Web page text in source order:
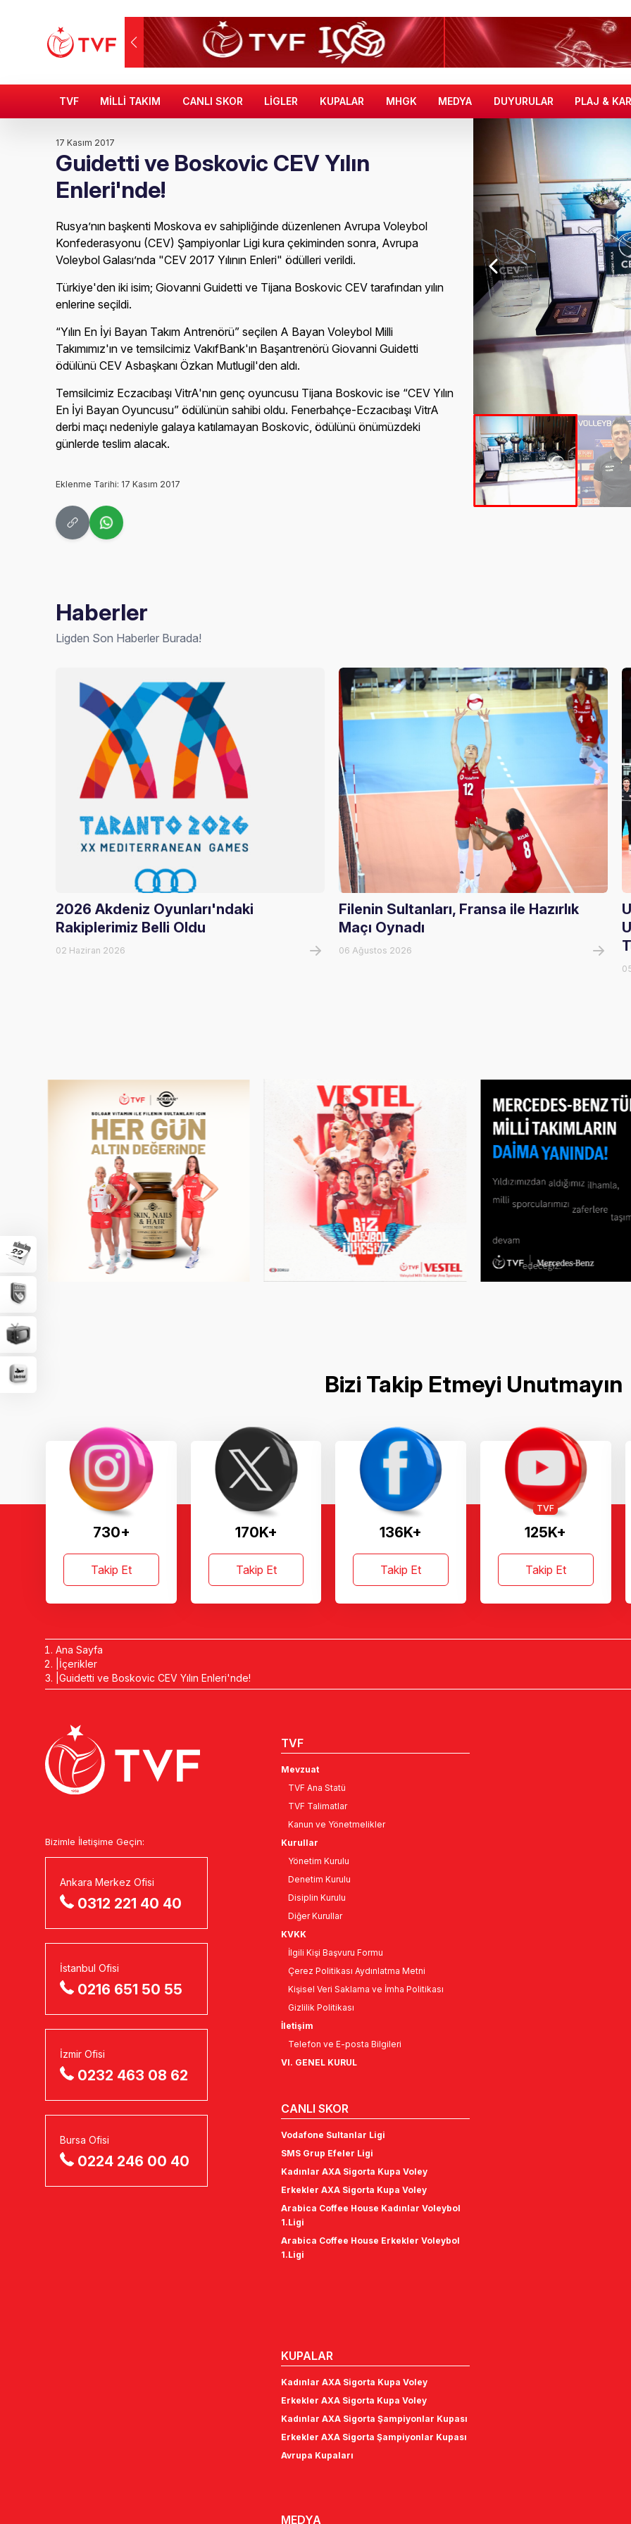
TVF MİLLİ TAKIM CANLI SKOR LİGLER KUPALAR MHGK MEDYA DUYURULAR PLAJ & KAR
17 Kasım 2017
Guidetti ve Boskovic CEV Yılın
Enleri'nde!
Rusya’nın başkenti Moskova ev sahipliğinde düzenlenen Avrupa Voleybol
Konfederasyonu (CEV) Şampiyonlar Ligi kura çekiminden sonra, Avrupa
Voleybol Galası’nda "CEV 2017 Yılının Enleri" ödülleri verildi.
Türkiye'den iki isim; Giovanni Guidetti ve Tijana Boskovic CEV tarafından yılın
enlerine seçildi.
“Yılın En İyi Bayan Takım Antrenörü” seçilen A Bayan Voleybol Milli
Takımımız'ın ve temsilcimiz VakıfBank'ın Başantrenörü Giovanni Guidetti
ödülünü CEV Asbaşkanı Özkan Mutlugil'den aldı.
Temsilcimiz Eczacıbaşı VitrA'nın genç oyuncusu Tijana Boskovic ise “CEV Yılın
En İyi Bayan Oyuncusu” ödülünün sahibi oldu. Fenerbahçe-Eczacıbaşı VitrA
derbi maçı nedeniyle galaya katılamayan Boskovic, ödülünü önümüzdeki
günlerde teslim alacak.
Eklenme Tarihi: 17 Kasım 2017
Haberler
Ligden Son Haberler Burada!
2026 Akdeniz Oyunları'ndaki
Rakiplerimiz Belli Oldu
02 Haziran 2026
Filenin Sultanları, Fransa ile Hazırlık
Maçı Oynadı
06 Ağustos 2026
Bizi Takip Etmeyi Unutmayın
730+
Takip Et
170K+
Takip Et
136K+
Takip Et
125K+
TVF
Takip Et
Ana Sayfa
İçerikler
Guidetti ve Boskovic CEV Yılın Enleri'nde!
Bizimle İletişime Geçin:
Ankara Merkez Ofisi
0312 221 40 40
İstanbul Ofisi
0216 651 50 55
İzmir Ofisi
0232 463 08 62
Bursa Ofisi
0224 246 00 40
TVF
Mevzuat
TVF Ana Statü
TVF Talimatlar
Kanun ve Yönetmelikler
Kurullar
Yönetim Kurulu
Denetim Kurulu
Disiplin Kurulu
Diğer Kurullar
KVKK
İlgili Kişi Başvuru Formu
Çerez Politikası Aydınlatma Metni
Kişisel Veri Saklama ve İmha Politikası
Gizlilik Politikası
İletişim
Telefon ve E-posta Bilgileri
VI. GENEL KURUL
CANLI SKOR
Vodafone Sultanlar Ligi
SMS Grup Efeler Ligi
Kadınlar AXA Sigorta Kupa Voley
Erkekler AXA Sigorta Kupa Voley
Arabica Coffee House Kadınlar Voleybol
1.Ligi
Arabica Coffee House Erkekler Voleybol
1.Ligi
KUPALAR
Kadınlar AXA Sigorta Kupa Voley
Erkekler AXA Sigorta Kupa Voley
Kadınlar AXA Sigorta Şampiyonlar Kupası
Erkekler AXA Sigorta Şampiyonlar Kupası
Avrupa Kupaları
MEDYA